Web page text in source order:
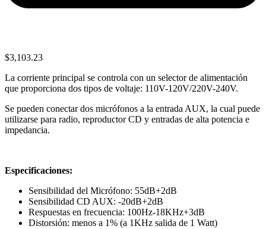
$3,103.23
La corriente principal se controla con un selector de alimentación
que proporciona dos tipos de voltaje: 110V-120V/220V-240V.
Se pueden conectar dos micrófonos a la entrada AUX, la cual puede
utilizarse para radio, reproductor CD y entradas de alta potencia e
impedancia.
Especificaciones:
Sensibilidad del Micrófono: 55dB+2dB
Sensibilidad CD AUX: -20dB+2dB
Respuestas en frecuencia: 100Hz-18KHz+3dB
Distorsión: menos a 1% (a 1KHz salida de 1 Watt)